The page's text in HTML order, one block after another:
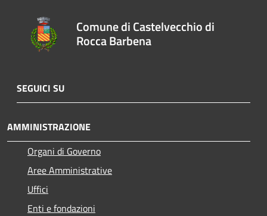
Comune di Castelvecchio di
Rocca Barbena
SEGUICI SU
AMMINISTRAZIONE
Organi di Governo
Aree Amministrative
Uffici
Enti e fondazioni